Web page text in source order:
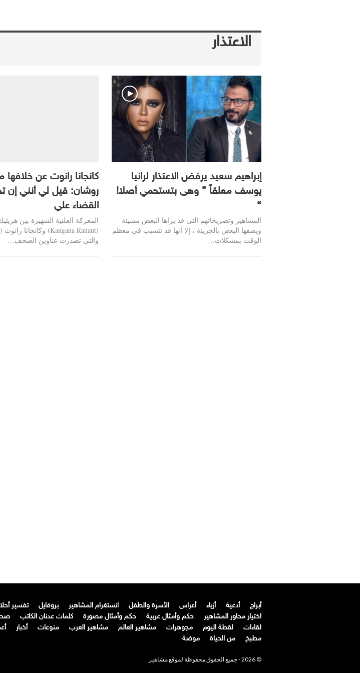
الاعتذار
إبراهيم سعيد يرفض الاعتذار لرانيا
يوسف معلقاً ” وهى بتستحمي أصلا!
“
المشاهير وتصريحاتهم التي قد يراها البعض مسيئة
ويصفها البعض بالجريئة ، إلا أنها قد تتسبب في معظم
الوقت بمشكلات…
كانجانا رانوت عن
روشان: قيل لي أنني إن
القضاء علي
المعركة العلنية الشهيرة بين
والتي تصدرت عناوين الصحف…
أبراج أدعية أزياء أعراس الأسرة والطفل انستغرام المشاهير بروفايل تفسير
اختيار محاور المشاهير
حكم وأمثال عربية حكم وأمثال مصورة كلمات عدنان الكاتب
لقاءات
لقطة اليوم مجوهرات مشاهير العالم مشاهير العرب منوعات أخبار
مطبخ
من الحياة موضة
© 2026 - جميع الحقوق محفوظة لموقع مشاهير